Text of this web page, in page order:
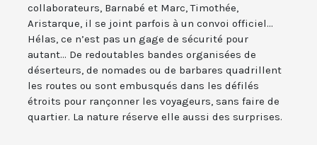
collaborateurs, Barnabé et Marc, Timothée,
Aristarque, il se joint parfois à un convoi officiel...
Hélas, ce n’est pas un gage de sécurité pour
autant... De redoutables bandes organisées de
déserteurs, de nomades ou de barbares quadrillent
les routes ou sont embusqués dans les défilés
étroits pour rançonner les voyageurs, sans faire de
quartier. La nature réserve elle aussi des surprises.